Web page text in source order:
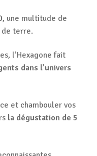
, une multitude de
terre.
l’Hexagone fait
dans l’univers
et chambouler vos
la dégustation de 5